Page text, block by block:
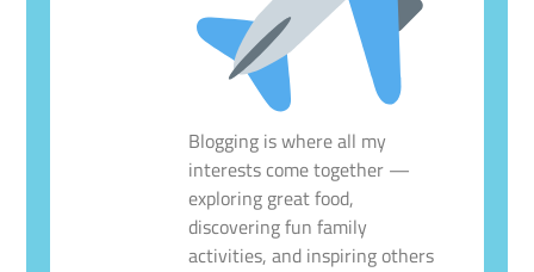
Blogging is where all my
interests come together —
exploring great food,
discovering fun family
activities, and inspiring others